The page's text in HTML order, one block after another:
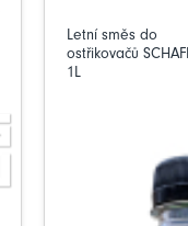
Letní směs do
ostřikovačů
1L